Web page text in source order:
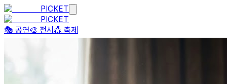
PICKET
PICKET
🎭 공연🎨 전시 🎪 축제